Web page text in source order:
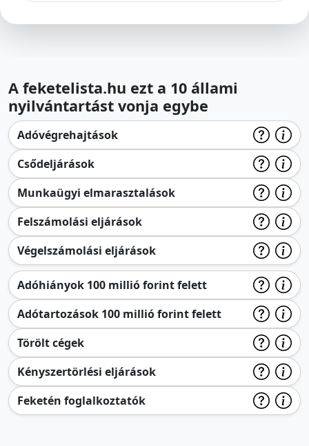
A feketelista.hu ezt a 10 állami
nyilvántartást vonja egybe
Adóvégrehajtások
Csődeljárások
Munkaügyi elmarasztalások
Felszámolási eljárások
Végelszámolási eljárások
Adóhiányok 100 millió forint felett
Adótartozások 100 millió forint felett
Törölt cégek
Kényszertörlési eljárások
Feketén foglalkoztatók